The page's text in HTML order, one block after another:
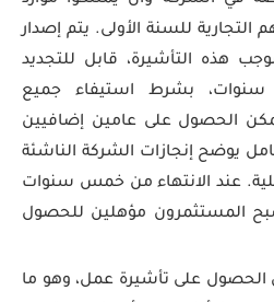
التجارية للسنة الأولى. يتم إصدار
هذه التأشيرة، قابل للتجديد
بشرط استيفاء جميع
الحصول على عامين إضافيين
يوضح إنجازات الشركة الناشئة
عند الانتهاء من خمس سنوات
المستثمرون مؤهلين للحصول
الحصول على تأشيرة عمل، وهو ما